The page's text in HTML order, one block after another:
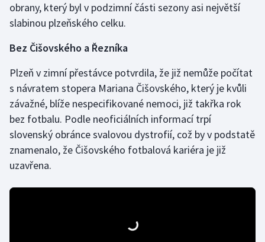
Ragby
Rychlostní kanoistika
Short track
Sportovní střelba
Stolní tenis
obrany, který byl v podzimní části sezony asi největší
slabinou plzeňského celku.
Bez Čišovského a Řezníka
Plzeň v zimní přestávce potvrdila, že již nemůže počítat
s návratem stopera Mariana Čišovského, který je kvůli
závažné, blíže nespecifikované nemoci, již takřka rok
bez fotbalu. Podle neoficiálních informací trpí
slovenský obránce svalovou dystrofií, což by v podstatě
znamenalo, že Čišovského fotbalová kariéra je již
uzavřena.